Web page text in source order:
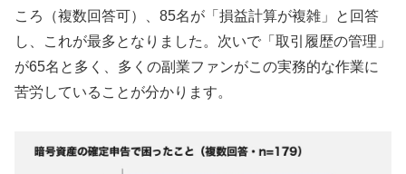
ころ（複数回答可）、85名が「損益計算が複雑」と回答
し、これが最多となりました。次いで「取引履歴の管理」
が65名と多く、多くの副業ファンがこの実務的な作業に
苦労していることが分かります。